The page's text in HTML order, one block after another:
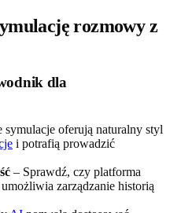
rozmowy z
dla
symulacje oferują naturalny styl
i potrafią prowadzić
– Sprawdź, czy platforma
zarządzanie historią